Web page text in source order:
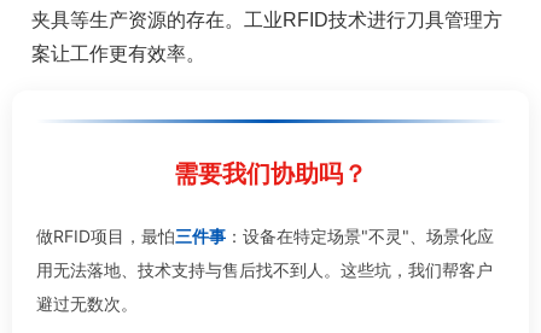
夹具等生产资源的存在。工业RFID技术进行刀具管理方
案让工作更有效率。
需要我们协助吗？
做RFID项目，最怕三件事 ：设备在特定场景"不灵"、场景化应
用无法落地、技术支持与售后找不到人。这些坑，我们帮客户
避过无数次。